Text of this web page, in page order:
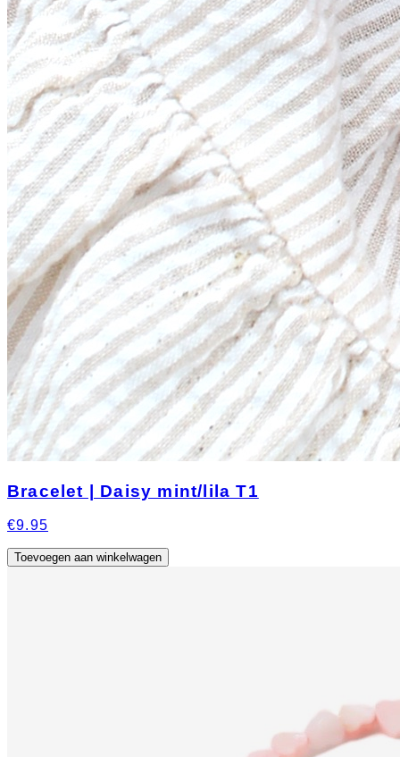
Bracelet | Daisy mint/lila T1
€9.95
Toevoegen aan winkelwagen